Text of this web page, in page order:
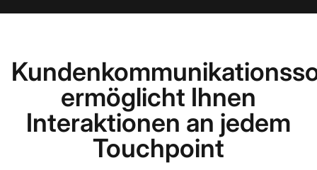
ermöglicht Ihnen
Interaktionen an jedem
Touchpoint